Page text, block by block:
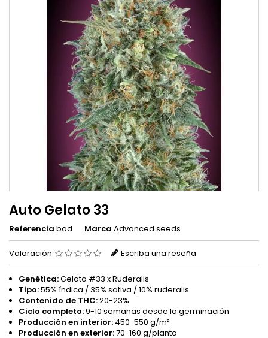
Auto Gelato 33
Referencia bad Marca Advanced seeds
Valoración Escriba una reseña
Genética:Gelato #33 x Ruderalis
Tipo:55% índica / 35% sativa / 10% ruderalis
Contenido de THC:20-23%
Ciclo completo:9-10 semanas desde la germinación
Producción en interior: 450-550 g/m²
Producción en exterior:70-160 g/planta